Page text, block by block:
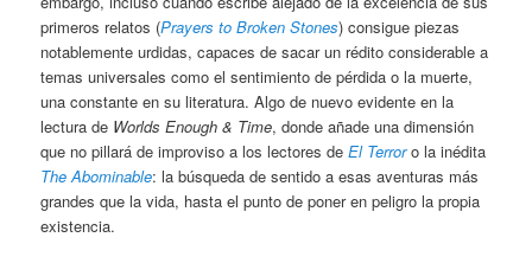
primeros relatos (Prayers to Broken Stones) consigue piezas
notablemente urdidas, capaces de sacar un rédito considerable a
temas universales como el sentimiento de pérdida o la muerte,
una constante en su literatura. Algo de nuevo evidente en la
lectura de Worlds Enough & Time, donde añade una dimensión
que no pillará de improviso a los lectores deEl Terroro la inédita
The Abominable: la búsqueda de sentido a esas aventuras más
grandes que la vida, hasta el punto de poner en peligro la propia
existencia.